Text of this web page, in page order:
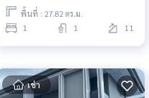
พื้นที่ : 27.82 ตร.ม.
1 1 11
เช่า